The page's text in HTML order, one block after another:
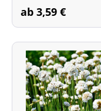
ab 3,59 €